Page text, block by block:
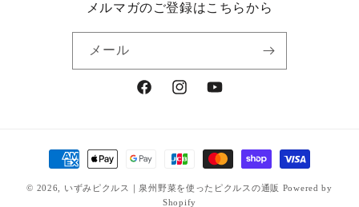
メルマガのご登録はこちらから
メール
FacebookInstagramYouTube
決
済
方
© 2026, いずみピクルス｜泉州野菜を使ったピクルスの通販 Powered by
Shopify